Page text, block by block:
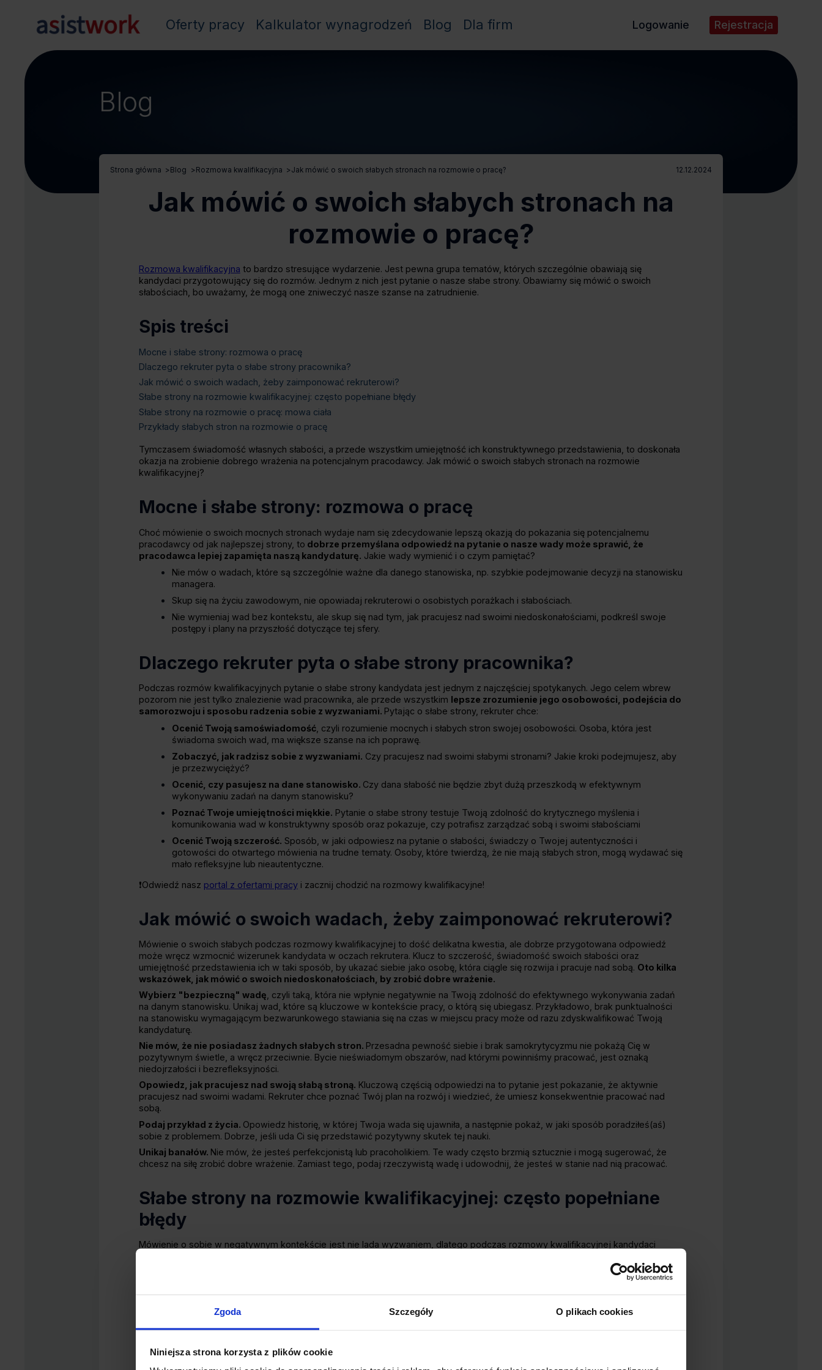
Zgoda Szczegóły O plikach cookies
Niniejsza strona korzysta z plików cookie
Oferty pracy Kalkulator wynagrodzeń Blog Dla firm Logowanie Rejestracja
Blog
Strona główna >Blog >Rozmowa kwalifikacyjna >Jak mówić o swoich słabych stronach na rozmowie o pracę? 12.12.2024
Jak mówić o swoich słabych stronach na
rozmowie o pracę?
Rozmowa kwalifikacyjna to bardzo stresujące wydarzenie. Jest pewna grupa tematów, których szczególnie obawiają się
kandydaci przygotowujący się do rozmów. Jednym z nich jest pytanie o nasze słabe strony. Obawiamy się mówić o swoich
słabościach, bo uważamy, że mogą one zniweczyć nasze szanse na zatrudnienie.
Spis treści
Mocne i słabe strony: rozmowa o pracę
Dlaczego rekruter pyta o słabe strony pracownika?
Jak mówić o swoich wadach, żeby zaimponować rekruterowi?
Słabe strony na rozmowie kwalifikacyjnej: często popełniane błędy
Słabe strony na rozmowie o pracę: mowa ciała
Przykłady słabych stron na rozmowie o pracę
Tymczasem świadomość własnych słabości, a przede wszystkim umiejętność ich konstruktywnego przedstawienia, to doskonała
okazja na zrobienie dobrego wrażenia na potencjalnym pracodawcy. Jak mówić o swoich słabych stronach na rozmowie
kwalifikacyjnej?
Mocne i słabe strony: rozmowa o pracę
Choć mówienie o swoich mocnych stronach wydaje nam się zdecydowanie lepszą okazją do pokazania się potencjalnemu
pracodawcy od jak najlepszej strony, to dobrze przemyślana odpowiedź na pytanie o nasze wady może sprawić, że
pracodawca lepiej zapamięta naszą kandydaturę. Jakie wady wymienić i o czym pamiętać?
Nie mów o wadach, które są szczególnie ważne dla danego stanowiska, np. szybkie podejmowanie decyzji na stanowisku
managera.
Skup się na życiu zawodowym, nie opowiadaj rekruterowi o osobistych porażkach i słabościach.
Nie wymieniaj wad bez kontekstu, ale skup się nad tym, jak pracujesz nad swoimi niedoskonałościami, podkreśl swoje
postępy i plany na przyszłość dotyczące tej sfery.
Dlaczego rekruter pyta o słabe strony pracownika?
Podczas rozmów kwalifikacyjnych pytanie o słabe strony kandydata jest jednym z najczęściej spotykanych. Jego celem wbrew
pozorom nie jest tylko znalezienie wad pracownika, ale przede wszystkim lepsze zrozumienie jego osobowości, podejścia do
samorozwoju i sposobu radzenia sobie z wyzwaniami. Pytając o słabe strony, rekruter chce:
Ocenić Twoją samoświadomość, czyli rozumienie mocnych i słabych stron swojej osobowości. Osoba, która jest
świadoma swoich wad, ma większe szanse na ich poprawę.
Zobaczyć, jak radzisz sobie z wyzwaniami. Czy pracujesz nad swoimi słabymi stronami? Jakie kroki podejmujesz, aby
je przezwyciężyć?
Ocenić, czy pasujesz na dane stanowisko. Czy dana słabość nie będzie zbyt dużą przeszkodą w efektywnym
wykonywaniu zadań na danym stanowisku?
Poznać Twoje umiejętności miękkie. Pytanie o słabe strony testuje Twoją zdolność do krytycznego myślenia i
komunikowania wad w konstruktywny sposób oraz pokazuje, czy potrafisz zarządzać sobą i swoimi słabościami
Ocenić Twoją szczerość. Sposób, w jaki odpowiesz na pytanie o słabości, świadczy o Twojej autentyczności i
gotowości do otwartego mówienia na trudne tematy. Osoby, które twierdzą, że nie mają słabych stron, mogą wydawać się
mało refleksyjne lub nieautentyczne.
❗Odwiedź nasz portal z ofertami pracyi zacznij chodzić na rozmowy kwalifikacyjne!
Jak mówić o swoich wadach, żeby zaimponować rekruterowi?
Mówienie o swoich słabych podczas rozmowy kwalifikacyjnej to dość delikatna kwestia, ale dobrze przygotowana odpowiedź
może wręcz wzmocnić wizerunek kandydata w oczach rekrutera. Klucz to szczerość, świadomość swoich słabości oraz
umiejętność przedstawienia ich w taki sposób, by ukazać siebie jako osobę, która ciągle się rozwija i pracuje nad sobą. Oto kilka
wskazówek, jak mówić o swoich niedoskonałościach, by zrobić dobre wrażenie.
Wybierz "bezpieczną" wadę , czyli taką, która nie wpłynie negatywnie na Twoją zdolność do efektywnego wykonywania zadań
na danym stanowisku. Unikaj wad, które są kluczowe w kontekście pracy, o którą się ubiegasz. Przykładowo, brak punktualności
na stanowisku wymagającym bezwarunkowego stawiania się na czas w miejscu pracy może od razu zdyskwalifikować Twoją
kandydaturę.
Nie mów, że nie posiadasz żadnych słabych stron. Przesadna pewność siebie i brak samokrytycyzmu nie pokażą Cię w
pozytywnym świetle, a wręcz przeciwnie. Bycie nieświadomym obszarów, nad którymi powinniśmy pracować, jest oznaką
niedojrzałości i bezrefleksyjności.
Opowiedz, jak pracujesz nad swoją słabą stroną. Kluczową częścią odpowiedzi na to pytanie jest pokazanie, że aktywnie
pracujesz nad swoimi wadami. Rekruter chce poznać Twój plan na rozwój i wiedzieć, że umiesz konsekwentnie pracować nad
sobą.
Podaj przykład z życia. Opowiedz historię, w której Twoja wada się ujawniła, a następnie pokaż, w jaki sposób poradziłeś(aś)
sobie z problemem. Dobrze, jeśli uda Ci się przedstawić pozytywny skutek tej nauki.
Unikaj banałów. Nie mów, że jesteś perfekcjonistą lub pracoholikiem. Te wady często brzmią sztucznie i mogą sugerować, że
chcesz na siłę zrobić dobre wrażenie. Zamiast tego, podaj rzeczywistą wadę i udowodnij, że jesteś w stanie nad nią pracować.
Słabe strony na rozmowie kwalifikacyjnej: często popełniane
błędy
Mówienie o sobie w negatywnym kontekście jest nie lada wyzwaniem, dlatego podczas rozmowy kwalifikacyjnej kandydaci
Nie mów o wadach, które wykluczają Twoją możliwość efektywnego wykonywania zadań na konkretnym
Na przykład manager, który ma problem z zarządzaniem zespołem, w nikim nie wzbudzi zaufania.
na coś bardziej unikalnego i autentycznego, co pozwoli Ci wyróżnić się spośród innych kandydatów.
Nie mów o swoich niedoskonałościach bez przykładu lub kontekstu.
ujawniła.